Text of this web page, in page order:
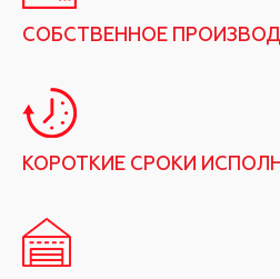
СОБСТВЕННОЕ
КОРОТКИЕ СРОКИ